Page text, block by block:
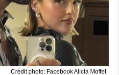
Crédit photo: Facebook Alicia Moffet